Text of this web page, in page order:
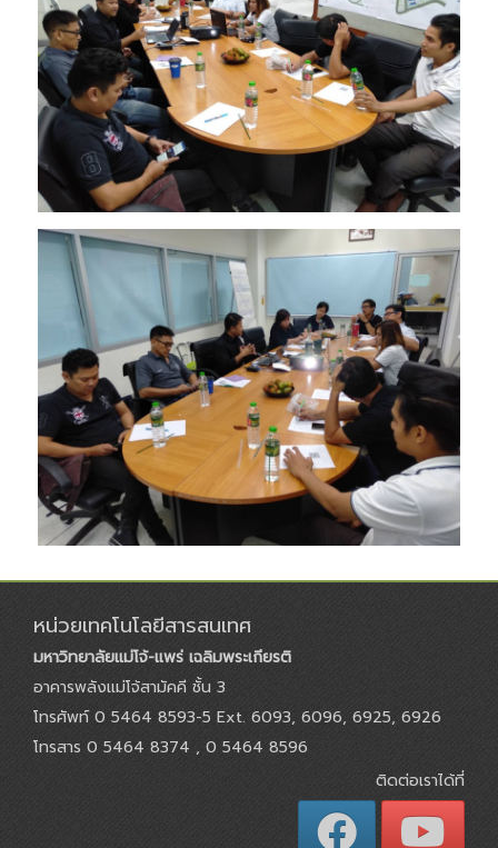
หน่วยเทคโนโลยีสารสนเทศ
มหาวิทยาลัยแม่โจ้-แพร่ เฉลิมพระเกียรติ
อาคารพลังแม่โจ้สามัคคี ชั้น 3
โทรศัพท์ 0 5464 8593-5 Ext. 6093, 6096, 6925, 6926
โทรสาร 0 5464 8374 , 0 5464 8596
ติดต่อเราได้ที่